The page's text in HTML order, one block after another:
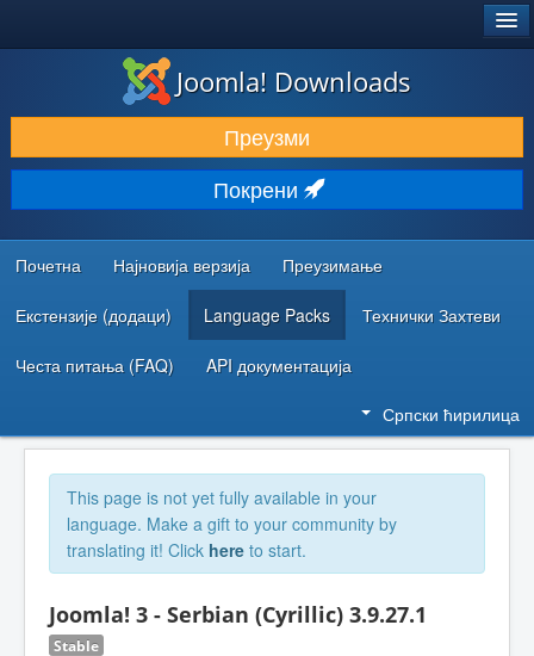
ПРЕУЗИМАЊЕ И ПРОШИРЕЊА (ЕКСТЕНЗИЈЕ)
ОТКРИЈТЕ И НАУЧИТЕ
ЗАЈЕДНИЦА И ПОДРШКА
РЕСУРСИ ЗА РАЗВОЈ
Joomla! Downloads
Преузми
Покрени
Почетна Најновија верзија Преузимање
Екстензије (додаци) Language Packs Технички Захтеви
Честа питања (FAQ) API документација
Српски ћирилица
This page is not yet fully available in your
language. Make a gift to your community by
translating it! Click here to start.
Joomla! 3 - Serbian (Cyrillic) 3.9.27.1
Stable